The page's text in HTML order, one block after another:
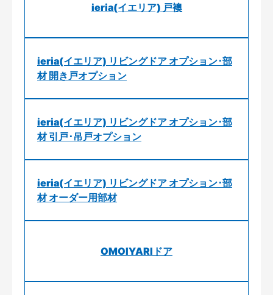
ieria(イエリア) 戸襖
ieria(イエリア) リビングドア オプション･部
材 開き戸オプション
ieria(イエリア) リビングドア オプション･部
材 引戸･吊戸オプション
ieria(イエリア) リビングドア オプション･部
材 オーダー用部材
OMOIYARIドア